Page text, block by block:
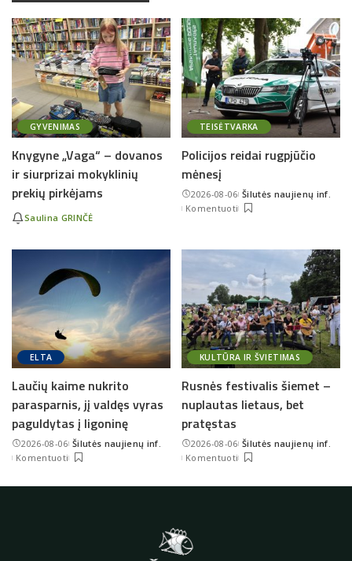
GYVENIMAS
Knygyne „Vaga“ – dovanos
ir siurprizai mokyklinių
prekių pirkėjams
Saulina GRINČĖ
TEISĖTVARKA
Policijos reidai rugpjūčio
mėnesį
2026-08-06Posted
by
Šilutės naujienų inf.
Komentuoti
ELTA
Laučių kaime nukrito
parasparnis, jį valdęs vyras
paguldytas į ligoninę
2026-08-06Posted
by
Šilutės naujienų inf.
Komentuoti
KULTŪRA IR ŠVIETIMAS
Rusnės festivalis šiemet –
nuplautas lietaus, bet
pratęstas
2026-08-06Posted
by
Šilutės naujienų inf.
Komentuoti